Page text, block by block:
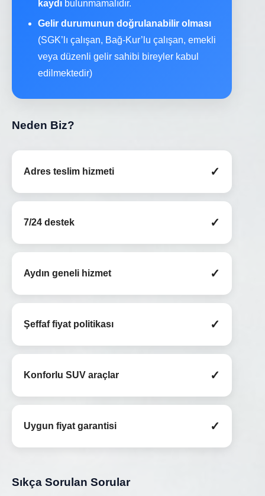
kaydı bulunmamalıdır.
Gelir durumunun doğrulanabilir olması
(SGK’lı çalışan, Bağ-Kur’lu çalışan, emekli
veya düzenli gelir sahibi bireyler kabul
edilmektedir)
Neden Biz?
Adres teslim hizmeti ✓
7/24 destek ✓
Aydın geneli hizmet ✓
Şeffaf fiyat politikası ✓
Konforlu SUV araçlar ✓
Uygun fiyat garantisi ✓
Sıkça Sorulan Sorular